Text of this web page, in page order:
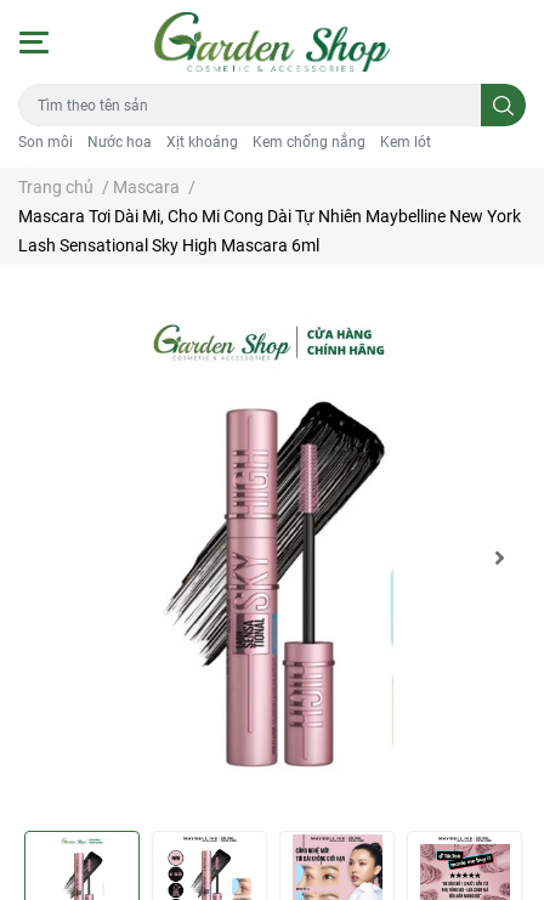
Son môi Nước hoa Xịt khoáng Kem chống nắng Kem lót
Trang chủ / Mascara /
Mascara Tơi Dài Mi, Cho Mi Cong Dài Tự Nhiên Maybelline New York
Lash Sensational Sky High Mascara 6ml